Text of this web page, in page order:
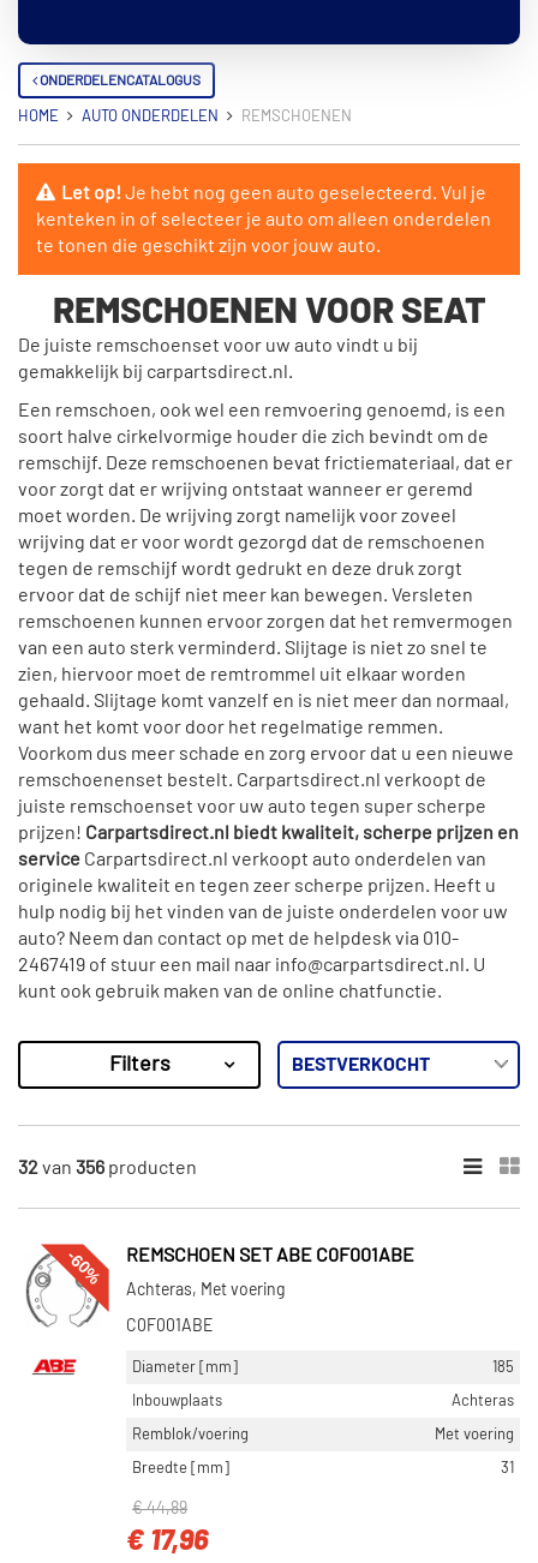
ONDERDELENCATALOGUS
HOME AUTO ONDERDELEN REMSCHOENEN
Let op!Je hebt nog geen auto geselecteerd. Vul je
kenteken in of selecteer je auto om alleen onderdelen
te tonen die geschikt zijn voor jouw auto.
REMSCHOENEN VOOR SEAT
De juiste remschoenset voor uw auto vindt u bij
gemakkelijk bij carpartsdirect.nl.
Een remschoen, ook wel een remvoering genoemd, is een
soort halve cirkelvormige houder die zich bevindt om de
remschijf. Deze remschoenen bevat frictiemateriaal, dat er
voor zorgt dat er wrijving ontstaat wanneer er geremd
moet worden. De wrijving zorgt namelijk voor zoveel
wrijving dat er voor wordt gezorgd dat de remschoenen
tegen de remschijf wordt gedrukt en deze druk zorgt
ervoor dat de schijf niet meer kan bewegen. Versleten
remschoenen kunnen ervoor zorgen dat het remvermogen
van een auto sterk verminderd. Slijtage is niet zo snel te
zien, hiervoor moet de remtrommel uit elkaar worden
gehaald. Slijtage komt vanzelf en is niet meer dan normaal,
want het komt voor door het regelmatige remmen.
Voorkom dus meer schade en zorg ervoor dat u een nieuwe
remschoenenset bestelt. Carpartsdirect.nl verkoopt de
juiste remschoenset voor uw auto tegen super scherpe
prijzen! Carpartsdirect.nl biedt kwaliteit, scherpe prijzen en
service Carpartsdirect.nl verkoopt auto onderdelen van
originele kwaliteit en tegen zeer scherpe prijzen. Heeft u
hulp nodig bij het vinden van de juiste onderdelen voor uw
auto? Neem dan contact op met de helpdesk via 010-
2467419 of stuur een mail naar info@carpartsdirect.nl. U
kunt ook gebruik maken van de online chatfunctie.
Resultaten
×
Bosch (27)
Brembo (45)
Febi Bilstein (6)
VOORRAAD
Op voorraad (174)
Filters
32van 356 producten
-60% REMSCHOEN SET ABE C0F001ABE
Achteras, Met voering
C0F001ABE
Diameter [mm]
185
Inbouwplaats
Achteras
Remblok/voering
Met voering
Breedte [mm]
31
€ 44,89
€ 17,96